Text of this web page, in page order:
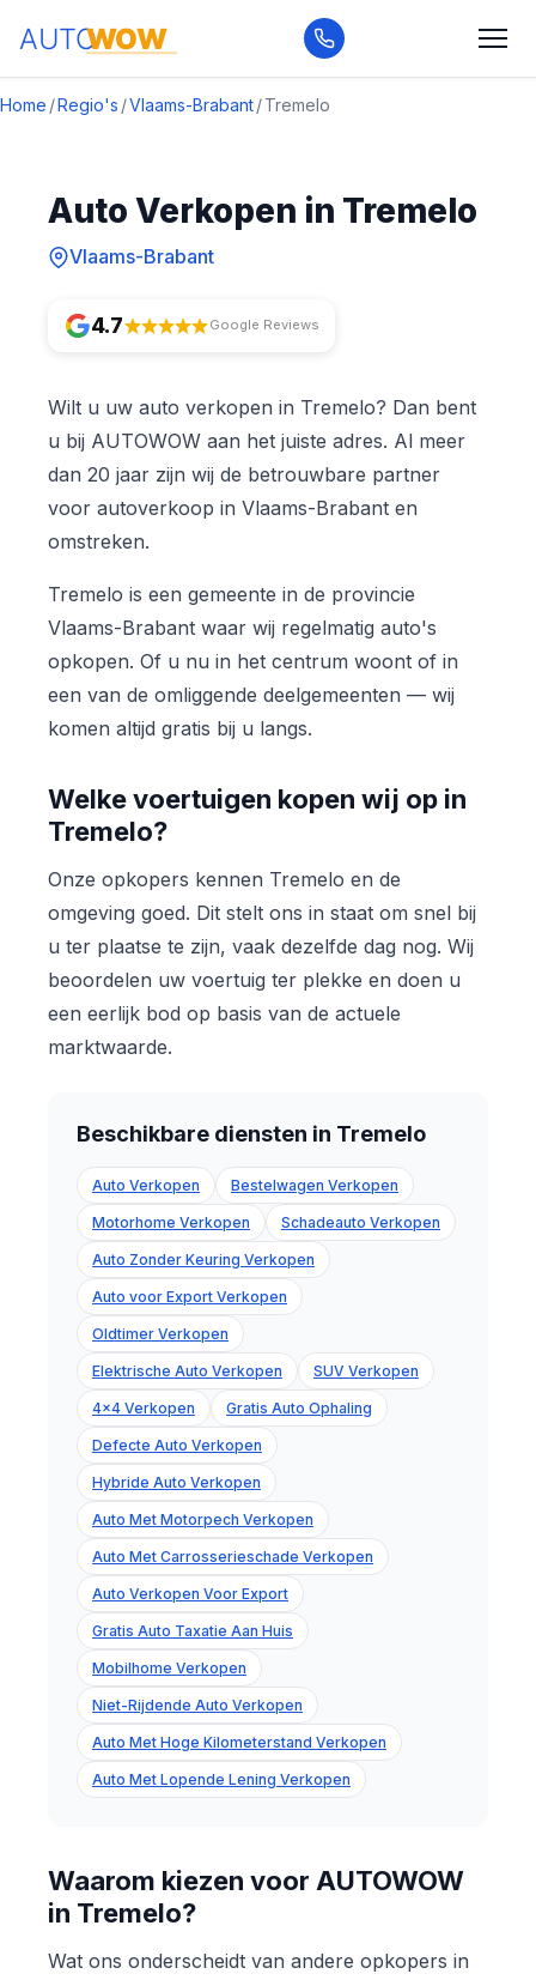
Home /Regio's /Vlaams-Brabant/Tremelo
Auto Verkopen in Tremelo
Vlaams-Brabant
4.7 Google Reviews
Wilt u uw auto verkopen in Tremelo? Dan bent
u bij AUTOWOW aan het juiste adres. Al meer
dan 20 jaar zijn wij de betrouwbare partner
voor autoverkoop in Vlaams-Brabant en
omstreken.
Tremelo is een gemeente in de provincie
Vlaams-Brabant waar wij regelmatig auto's
opkopen. Of u nu in het centrum woont of in
een van de omliggende deelgemeenten — wij
komen altijd gratis bij u langs.
Welke voertuigen kopen wij op in
Tremelo?
Onze opkopers kennen Tremelo en de
omgeving goed. Dit stelt ons in staat om snel bij
u ter plaatse te zijn, vaak dezelfde dag nog. Wij
beoordelen uw voertuig ter plekke en doen u
een eerlijk bod op basis van de actuele
marktwaarde.
Beschikbare diensten in Tremelo
Auto Verkopen Bestelwagen Verkopen
Motorhome Verkopen Schadeauto Verkopen
Auto Zonder Keuring Verkopen
Auto voor Export Verkopen
Oldtimer Verkopen
Elektrische Auto Verkopen SUV Verkopen
4x4 Verkopen Gratis Auto Ophaling
Defecte Auto Verkopen
Hybride Auto Verkopen
Auto Met Motorpech Verkopen
Auto Met Carrosserieschade Verkopen
Auto Verkopen Voor Export
Gratis Auto Taxatie Aan Huis
Mobilhome Verkopen
Niet-Rijdende Auto Verkopen
Auto Met Hoge Kilometerstand Verkopen
Auto Met Lopende Lening Verkopen
Waarom kiezen voor AUTOWOW
in Tremelo?
Wat ons onderscheidt van andere opkopers in